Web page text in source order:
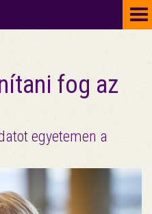
fog az
egyetemen a